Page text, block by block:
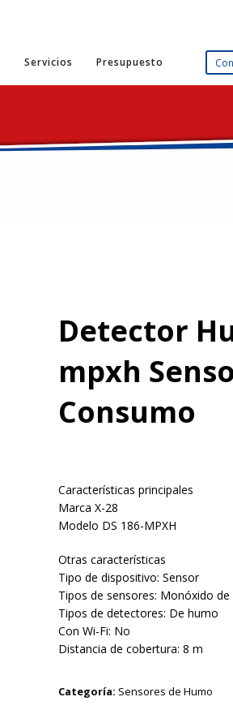
Servicios Presupuesto
Detector
mpxh
Consumo
Características principales
Marca X-28
Modelo DS 186-MPXH
Otras características
Tipo de dispositivo: Sensor
Tipos de sensores: Monóxido
Tipos de detectores: De humo
Con Wi-Fi: No
Distancia de cobertura: 8 m
Categoría: Sensores de Humo